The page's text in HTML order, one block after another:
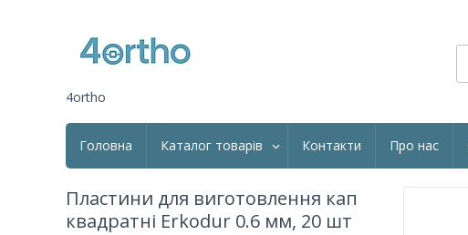
4ortho
Головна Каталог товарів Контакти Про нас
Пластини для виготовлення кап
квадратні Erkodur 0.6 мм, 20 шт